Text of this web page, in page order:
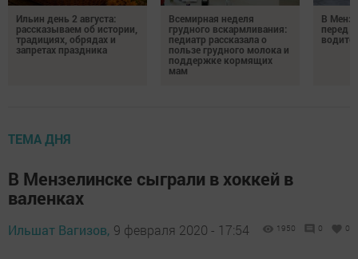
Ильин день 2 августа:
рассказываем об истории,
традициях, обрядах и
запретах праздника
Всемирная неделя
грудного вскармливания:
педиатр рассказала о
пользе грудного молока и
поддержке кормящих
мам
В
перед
ТЕМА ДНЯ
В Мензелинске сыграли в хоккей в
валенках
Ильшат Вагизов, 9 февраля 2020 - 17:54 1950 0 0